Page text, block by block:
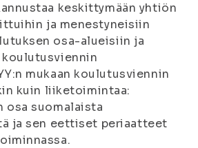
keskittymään yhtiön
ja menestyneisiin
osa-alueisiin ja
mukaan koulutusviennin
kuin liiketoimintaa:
suomalaista
ja sen eettiset periaatteet